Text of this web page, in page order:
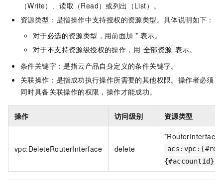
（Write）、读取（Read）或列出（List）。
资源类型：是指操作中支持授权的资源类型。具体说明如下：
对于必选的资源类型，用前面加 * 表示。
对于不支持资源级授权的操作，用 全部资源 表示。
条件关键字：是指云产品自身定义的条件关键字。
关联操作：是指成功执行操作所需要的其他权限。操作者必须
同时具备关联操作的权限，操作才能成功。
操作 访问级别 资源类型
vpc:DeleteRouterInterface delete
*RouterInterface